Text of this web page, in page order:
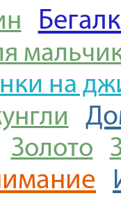
на
Золото